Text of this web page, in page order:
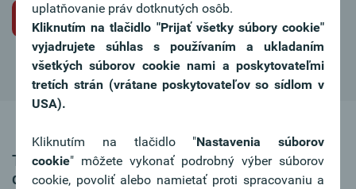
Iniciatívna žiadosť o miesto
Táto ponuka pracovného miesta už nie je k
dispozícii.
uplatňovanie práv dotknutých osôb.
Kliknutím na tlačidlo "Prijať všetky súbory cookie"
vyjadrujete súhlas s používaním a ukladaním
všetkých súborov cookie nami a poskytovateľmi
tretích strán (vrátane poskytovateľov so sídlom v
USA).
Kliknutím na tlačidlo "Nastavenia súborov
cookie" môžete vykonať podrobný výber súborov
cookie, povoliť alebo namietať proti spracovaniu a